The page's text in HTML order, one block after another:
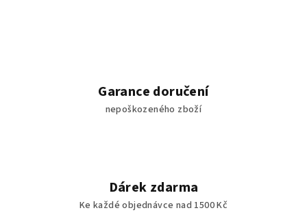
v
k
i
s
Garance doručení
nepoškozeného zboží
Dárek zdarma
Ke každé objednávce nad 1500 Kč